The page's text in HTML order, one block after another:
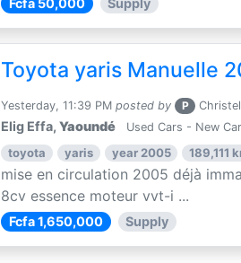
Fcfa 50,000 Supply
Toyota yaris Manuelle
Yesterday, 11:39 PM posted by P
Elig Effa,Yaoundé Used Cars - New
toyota yaris year 2005 189,111
mise en circulation 2005 déjà
8cv essence moteur vvt-i ...
Fcfa 1,650,000 Supply